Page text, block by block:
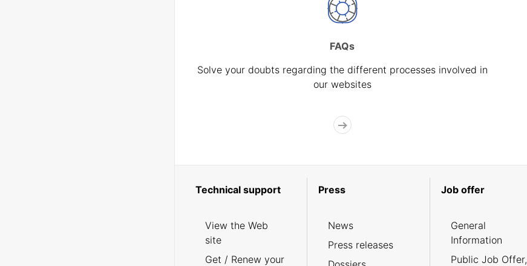
FAQs
Solve your doubts regarding the different processes involved in
our websites
Technical support
View the Web
site
Get / Renew your
Press
News
Press releases
Job offer
General
Information
Public Job Offer,